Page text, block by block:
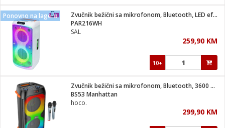
metar
ostalo
pribor
pribor
pribor
i kutije
gorivo
Ponovno na lageru
Zvučnik bežični sa mikrofonom, Bluetooth, LED efekti, 60W
PAR216WH
SAL
259,90 KM
10+
Zvučnik bežični sa mikrofonom, Bluetooth, 3600 mAh
BS53 Manhattan
hoco.
299,90 KM